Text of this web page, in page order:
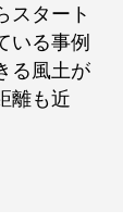
スタート
いる事例
る風土が
離も近